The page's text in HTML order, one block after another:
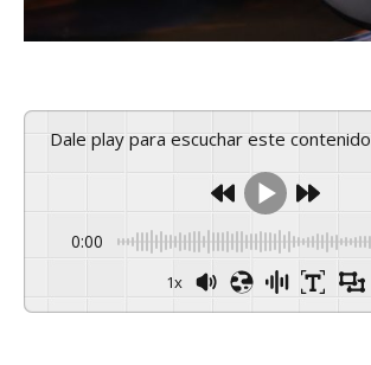
Dale play para escuchar este contenido
0:00
1x